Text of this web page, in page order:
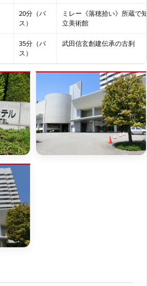
20分（バ
ス）
ミレー《落穂拾い》所蔵で
立美術館
35分（バ
ス）
武田信玄創建伝承の古刹